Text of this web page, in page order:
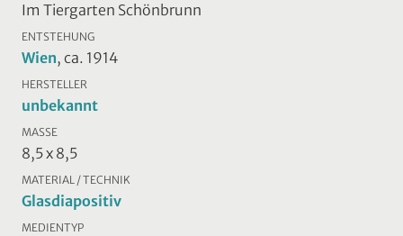
Im Tiergarten Schönbrunn
ENTSTEHUNG
Wien, ca. 1914
HERSTELLER
unbekannt
MASSE
8,5 x 8,5
MATERIAL / TECHNIK
Glasdiapositiv
MEDIENTYP